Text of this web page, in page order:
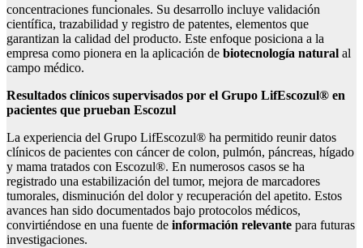
concentraciones funcionales. Su desarrollo incluye validación
científica, trazabilidad y registro de patentes, elementos que
garantizan la calidad del producto. Este enfoque posiciona a la
empresa como pionera en la aplicación de biotecnología natural al
campo médico.
Resultados clínicos supervisados por el Grupo LifEscozul® en
pacientes que prueban Escozul
La experiencia del Grupo LifEscozul® ha permitido reunir datos
clínicos de pacientes con cáncer de colon, pulmón, páncreas, hígado
y mama tratados con Escozul®. En numerosos casos se ha
registrado una estabilización del tumor, mejora de marcadores
tumorales, disminución del dolor y recuperación del apetito. Estos
avances han sido documentados bajo protocolos médicos,
convirtiéndose en una fuente de información relevante para futuras
investigaciones.